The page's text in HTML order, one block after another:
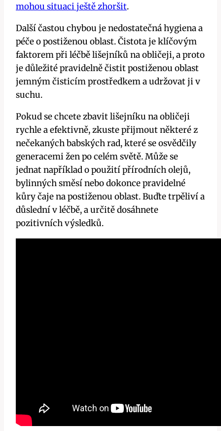
mohou situaci ještě zhoršit.
Další častou chybou je⁤ nedostatečná hygiena a
péče o postiženou oblast.​ Čistota je klíčovým
faktorem‍ při léčbě lišejníků na⁢ obličeji,⁤ a proto
je důležité pravidelně čistit postiženou oblast
jemným čisticím prostředkem a udržovat⁣ ji v
suchu.
Pokud se chcete zbavit lišejníku ⁣na obličeji
rychle a efektivně, zkuste přijmout některé z
nečekaných babských ‍rad, které se⁣ osvědčily
⁢generacemi žen po celém světě. Může se
jednat ⁢například o použití přírodních olejů,
bylinných směsí nebo dokonce pravidelné
kůry čaje na postiženou⁢ oblast. ‌Buďte trpěliví‌ a​
důslední ⁣v léčbě, a⁣ určitě dosáhnete
pozitivních výsledků.